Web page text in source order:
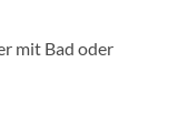
mit Bad oder